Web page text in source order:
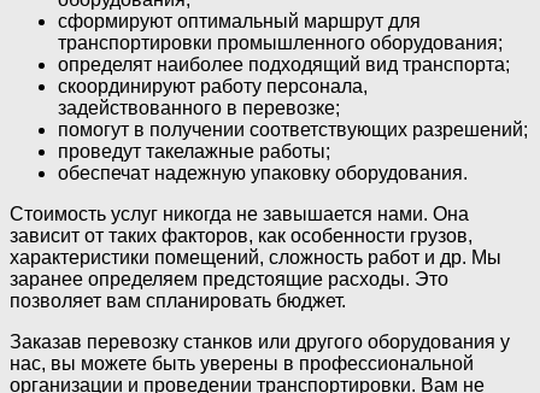
сформируют оптимальный маршрут для
транспортировки промышленного оборудования;
определят наиболее подходящий вид транспорта;
скоординируют работу персонала,
задействованного в перевозке;
помогут в получении соответствующих разрешений;
проведут такелажные работы;
обеспечат надежную упаковку оборудования.
Стоимость услуг никогда не завышается нами. Она
зависит от таких факторов, как особенности грузов,
характеристики помещений, сложность работ и др. Мы
заранее определяем предстоящие расходы. Это
позволяет вам спланировать бюджет.
Заказав перевозку станков или другого оборудования у
нас, вы можете быть уверены в профессиональной
организации и проведении транспортировки. Вам не